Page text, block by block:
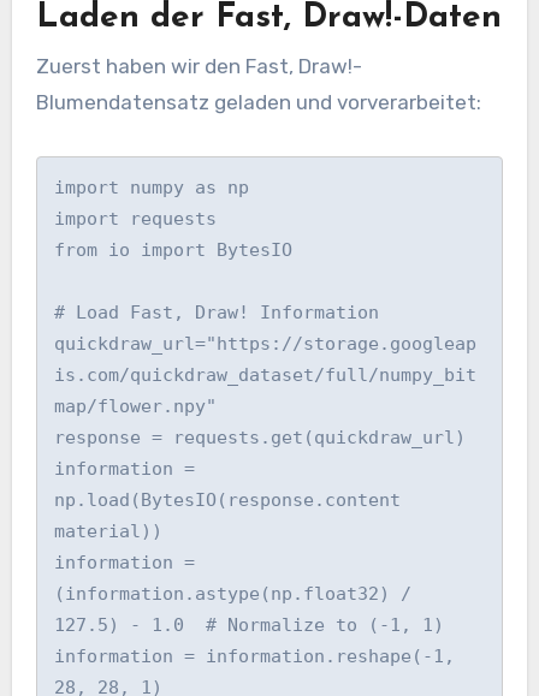
Laden der Fast, Draw!-Daten
Zuerst haben wir den Fast, Draw!-
Blumendatensatz geladen und vorverarbeitet:
import numpy as np
import requests
from io import BytesIO
# Load Fast, Draw! Information
quickdraw_url="https://storage.googleap
is.com/quickdraw_dataset/full/numpy_bit
map/flower.npy"
response = requests.get(quickdraw_url)
information =
np.load(BytesIO(response.content
material))
information =
(information.astype(np.float32) /
127.5) - 1.0  # Normalize to (-1, 1)
information = information.reshape(-1,